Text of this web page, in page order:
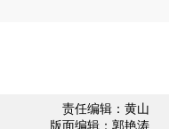
责任编辑：黄山
版面编辑：郭艳涛